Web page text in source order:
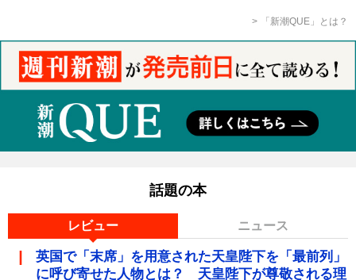
「新潮QUE」とは？
話題の本
レビュー ニュース
英国で「末席」を用意された天皇陛下を「最前列」
に呼び寄せた人物とは？ 天皇陛下が尊敬される理